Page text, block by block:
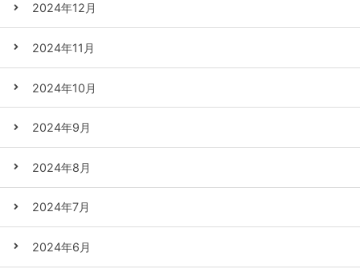
2024年12月
2024年11月
2024年10月
2024年9月
2024年8月
2024年7月
2024年6月